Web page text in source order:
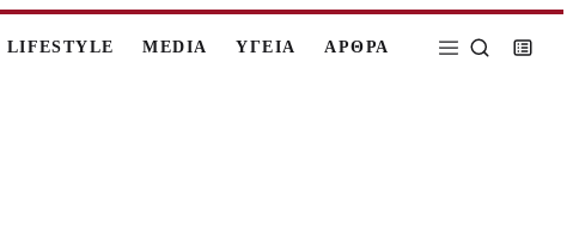
LIFESTYLE MEDIA ΥΓΕΙΑ ΑΡΘΡΑ